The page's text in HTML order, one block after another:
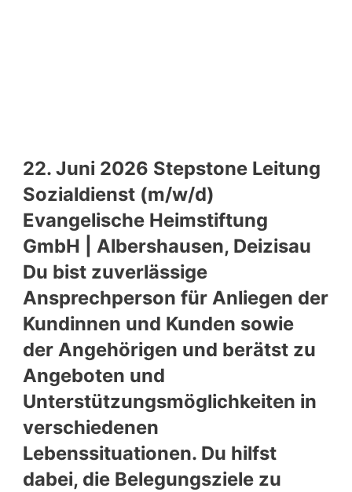
22. Juni 2026 Stepstone Leitung
Sozialdienst (m/w/d)
Evangelische Heimstiftung
GmbH | Albershausen, Deizisau
Du bist zuverlässige
Ansprechperson für Anliegen der
Kundinnen und Kunden sowie
der Angehörigen und berätst zu
Angeboten und
Unterstützungsmöglichkeiten in
verschiedenen
Lebenssituationen. Du hilfst
dabei, die Belegungsziele zu